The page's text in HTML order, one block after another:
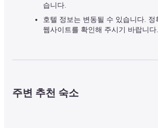
습니다.
호텔 정보는 변동될 수 있습니다. 정
웹사이트를 확인해 주시기 바랍니다.
주변 추천 숙소